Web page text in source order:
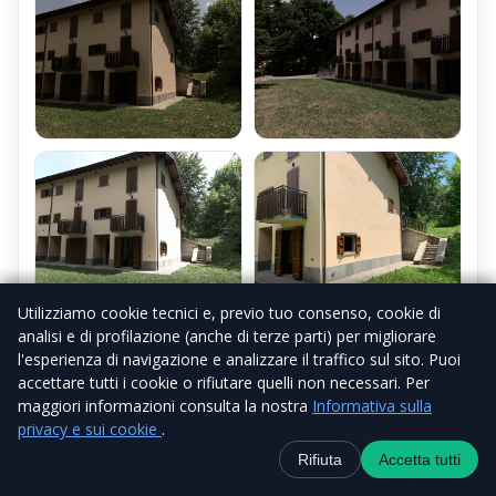
Utilizziamo cookie tecnici e, previo tuo consenso, cookie di
analisi e di profilazione (anche di terze parti) per migliorare
l'esperienza di navigazione e analizzare il traffico sul sito. Puoi
accettare tutti i cookie o rifiutare quelli non necessari. Per
maggiori informazioni consulta la nostra Informativa sulla
privacy e sui cookie .
Rifiuta Accetta tutti
WhatsApp Canale